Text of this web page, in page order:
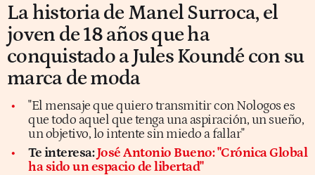
La historia de Manel Surroca, el
joven de 18 años que ha
conquistado a Jules Koundé con su
marca de moda
"El mensaje que quiero transmitir con Nologos es
que todo aquel que tenga una aspiración, un sueño,
un objetivo, lo intente sin miedo a fallar"
Te interesa:José Antonio Bueno: "Crónica Global
ha sido un espacio de libertad"